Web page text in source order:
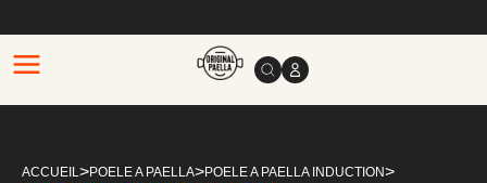
ACCUEIL>POELE A PAELLA>POELE A PAELLA INDUCTION>